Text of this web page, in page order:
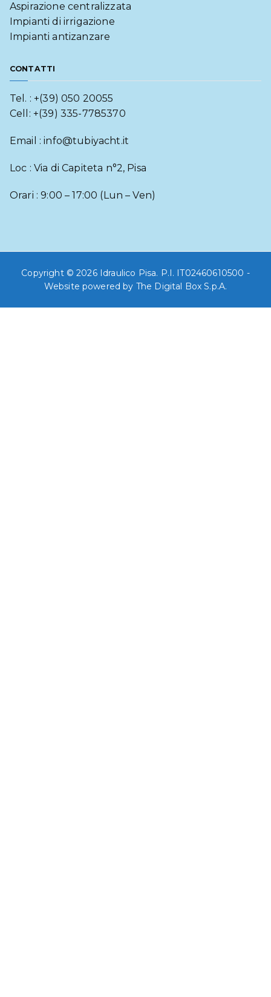
Aspirazione centralizzata
Impianti di irrigazione
Impianti antizanzare
CONTATTI
Tel. : +(39) 050 20055
Cell: +(39) 335-7785370
Email : info@tubiyacht.it
Loc : Via di Capiteta n°2, Pisa
Orari : 9:00 – 17:00 (Lun – Ven)
Copyright © 2026 Idraulico Pisa. P.I. IT02460610500 -
Website powered by The Digital Box S.p.A.